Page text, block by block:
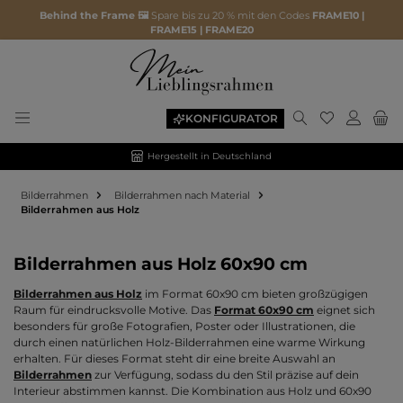
Behind the Frame 🖼️ Spare bis zu 20 % mit den Codes FRAME10 |
FRAME15 | FRAME20
KONFIGURATOR Du hast 0
Hergestellt in Deutschland
Bilderrahmen
Bilderrahmen nach Material
Bilderrahmen aus Holz
Bilderrahmen aus Holz 60x90 cm
Bilderrahmen aus Holz im Format 60x90 cm bieten großzügigen
Raum für eindrucksvolle Motive. Das Format 60x90 cm eignet sich
besonders für große Fotografien, Poster oder Illustrationen, die
durch einen natürlichen Holz-Bilderrahmen eine warme Wirkung
erhalten. Für dieses Format steht dir eine breite Auswahl an
Bilderrahmen zur Verfügung, sodass du den Stil präzise auf dein
Interieur abstimmen kannst. Die Kombination aus Holz und 60x90